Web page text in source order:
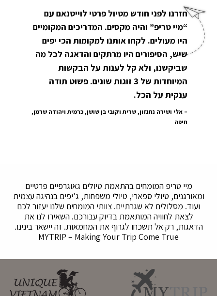
חזרנו לפני חודש מטיול פרטי לוייטנאם עם
“מיי טריפ” והיה מקסים. המדריכים המקומיים
היו מעולים. לקחו אותנו למקומות הכי יפים
שיש, הסיפורים היו מרתקים והדאגה לכל מה
שביקשנו, ולא קל לענות על הבקשות
המיוחדות של 3 זוגות שונים. פשוט תודה
ענקית על הכל.
אלי ושירה נתנזון, שרית וקובי בן שושן, כרמית ויהודה שרמן,
חיפה
מיי טריפ המומחים בהתאמת טיולים גאוגרפיים פרטיים
ומאורגנים, טיולי ספארי, טיולי משפחות, ג'יפים בנהיגה עצמית
ועוד. מסלולים לא שגרתיים. צוותי המומחים שלנו יעזור לכם
לצאת לחוויה המותאמת בדיוק עבורכם. השאירו לנו את
הדאגות, רק אל תשכחו לגרוף את המחמאות. זה יישאר בינינו.
MYTRIP – Making Your Trip Come True